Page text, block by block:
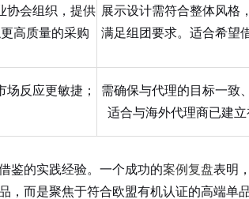
协会组织，提供
高质量的采购
展示设计需符合整体风格
满足组团要求。适合希望
反应更敏捷；
需确保与代理的目标一致
适合与海外代理商已建
的实践经验。一个成功的案例复盘表明
，而是聚焦于符合欧盟有机认证的高端